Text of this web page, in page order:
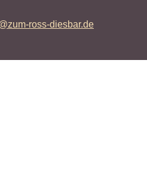
ross-diesbar.de